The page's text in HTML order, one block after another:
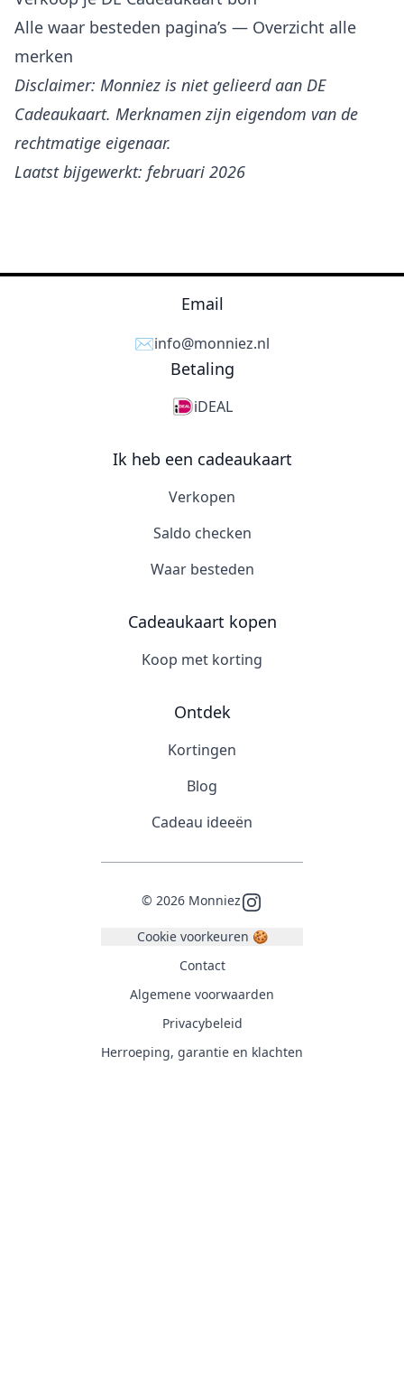
Alle waar besteden pagina’s — Overzicht alle
merken
Disclaimer: Monniez is niet gelieerd aan DE
Cadeaukaart. Merknamen zijn eigendom van de
rechtmatige eigenaar.
Laatst bijgewerkt: februari 2026
Email
✉️info@monniez.nl
Betaling
iDEAL
Ik heb een cadeaukaart
Verkopen
Saldo checken
Waar besteden
Cadeaukaart kopen
Koop met korting
Ontdek
Kortingen
Blog
Cadeau ideeën
© 2026 MonniezInstagram
Cookie voorkeuren 🍪
Contact
Algemene voorwaarden
Privacybeleid
Herroeping, garantie en klachten